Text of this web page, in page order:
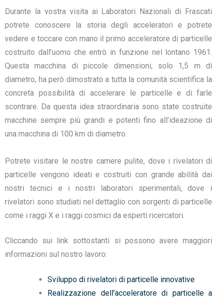
Durante la vostra visita ai Laboratori Nazionali di Frascati
potrete conoscere la storia degli acceleratori e potrete
vedere e toccare con mano il primo acceleratore di particelle
costruito dall’uomo che entrò in funzione nel lontano 1961.
Questa macchina di piccole dimensioni, solo 1,5 m di
diametro, ha però dimostrato a tutta la comunità scientifica la
concreta possibilità di accelerare le particelle e di farle
scontrare. Da questa idea straordinaria sono state costruite
macchine sempre più grandi e potenti fino all’ideazione di
una macchina di 100 km di diametro.
Potrete visitare le nostre camere pulite, dove i rivelatori di
particelle vengono ideati e costruiti con grande abilità dai
nostri tecnici e i nostri laboratori sperimentali, dove i
rivelatori sono studiati nel dettaglio con sorgenti di particelle
come i raggi X e i raggi cosmici da esperti ricercatori.
Cliccando sui link sottostanti si possono avere maggiori
informazioni sul nostro lavoro:
Sviluppo di rivelatori di particelle innovative
Realizzazione dell’acceleratore di particelle a